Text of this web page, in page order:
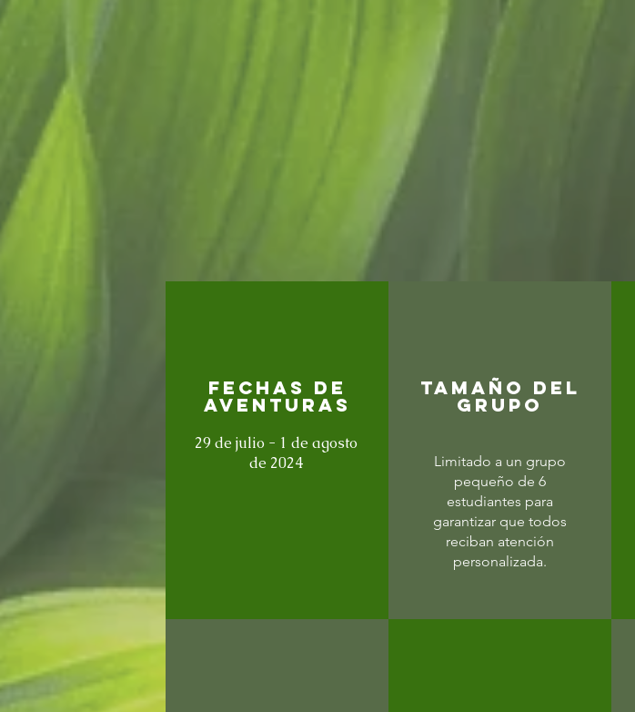
Fechas de
aventuras
29 de julio - 1 de agosto
de 2024
TAMAÑO DEL
GRUPO
Limitado a un grupo
pequeño de 6
estudiantes para
garantizar que todos
reciban atención
personalizada.